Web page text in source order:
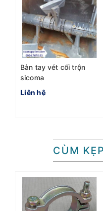
Bàn tay vét cối trộn
sicoma
Liên hệ
CÙM